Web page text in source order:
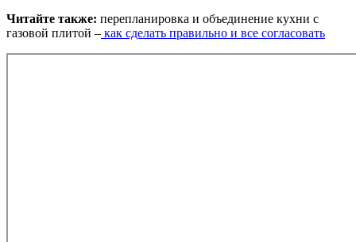
Читайте также: перепланировка и объединение кухни с
газовой плитой – как сделать правильно и все согласовать